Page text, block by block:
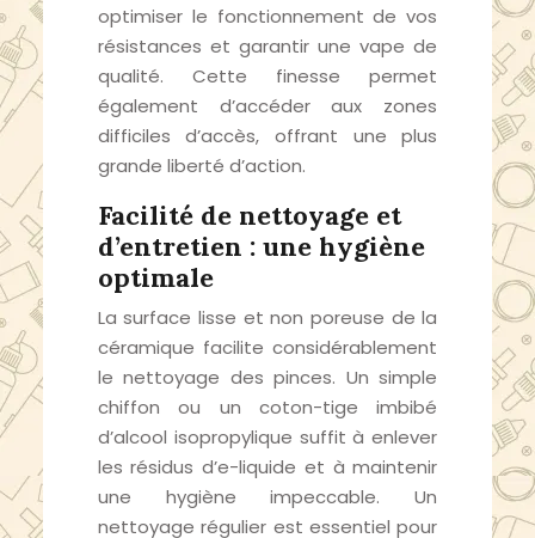
optimiser le fonctionnement de vos
résistances et garantir une vape de
qualité. Cette finesse permet
également d’accéder aux zones
difficiles d’accès, offrant une plus
grande liberté d’action.
Facilité de nettoyage et
d’entretien : une hygiène
optimale
La surface lisse et non poreuse de la
céramique facilite considérablement
le nettoyage des pinces. Un simple
chiffon ou un coton-tige imbibé
d’alcool isopropylique suffit à enlever
les résidus d’e-liquide et à maintenir
une hygiène impeccable. Un
nettoyage régulier est essentiel pour